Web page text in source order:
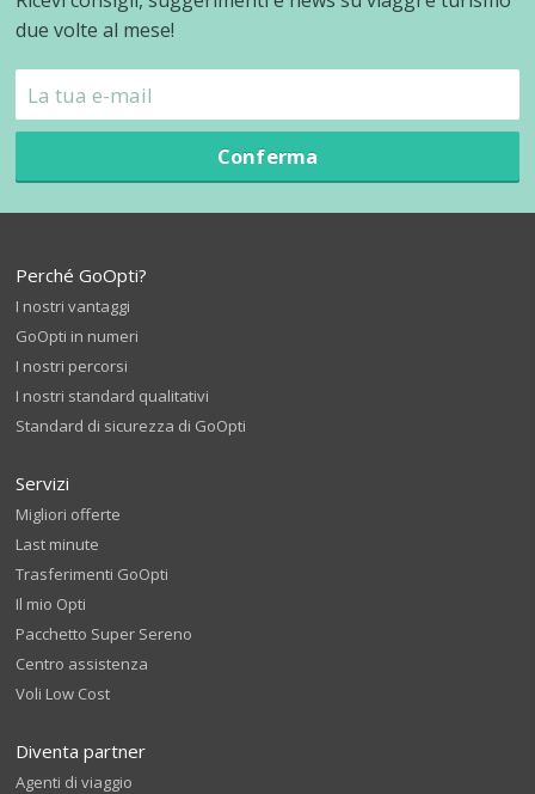
due volte al mese!
Conferma
Perché GoOpti?
I nostri vantaggi
GoOpti in numeri
I nostri percorsi
I nostri standard qualitativi
Standard di sicurezza di GoOpti
Servizi
Migliori offerte
Last minute
Trasferimenti GoOpti
Il mio Opti
Pacchetto Super Sereno
Centro assistenza
Voli Low Cost
Diventa partner
Agenti di viaggio